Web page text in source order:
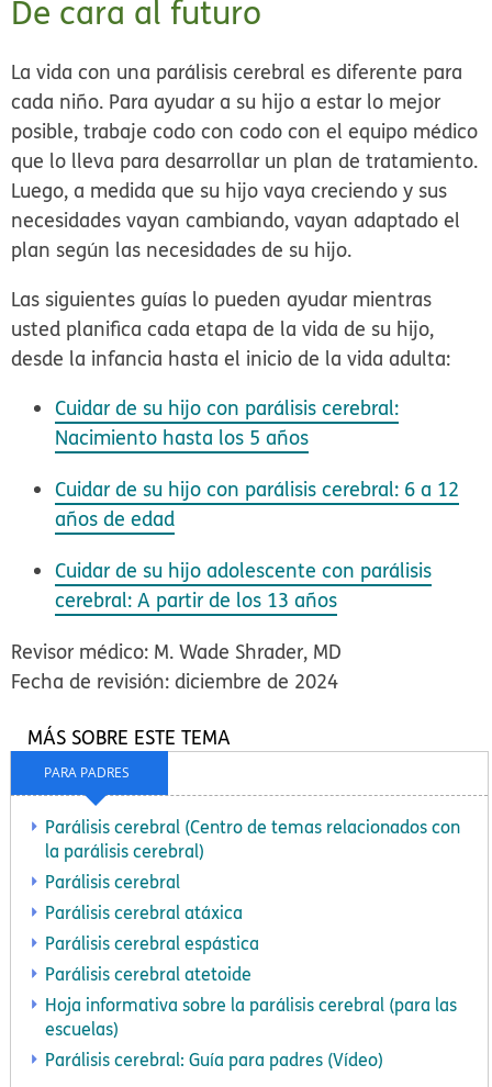
De cara al futuro
La vida con una parálisis cerebral es diferente para
cada niño. Para ayudar a su hijo a estar lo mejor
posible, trabaje codo con codo con el equipo médico
que lo lleva para desarrollar un plan de tratamiento.
Luego, a medida que su hijo vaya creciendo y sus
necesidades vayan cambiando, vayan adaptado el
plan según las necesidades de su hijo.
Las siguientes guías lo pueden ayudar mientras
usted planifica cada etapa de la vida de su hijo,
desde la infancia hasta el inicio de la vida adulta:
Cuidar de su hijo con parálisis cerebral:
Nacimiento hasta los 5 años
Cuidar de su hijo con parálisis cerebral: 6 a 12
años de edad
Cuidar de su hijo adolescente con parálisis
cerebral: A partir de los 13 años
Revisor médico: M. Wade Shrader, MD
Fecha de revisión: diciembre de 2024
PARA PADRES
MÁS SOBRE ESTE TEMA
Parálisis cerebral (Centro de temas relacionados con
la parálisis cerebral)
Parálisis cerebral
Parálisis cerebral atáxica
Parálisis cerebral espástica
Parálisis cerebral atetoide
Hoja informativa sobre la parálisis cerebral (para las
escuelas)
Parálisis cerebral: Guía para padres (Vídeo)